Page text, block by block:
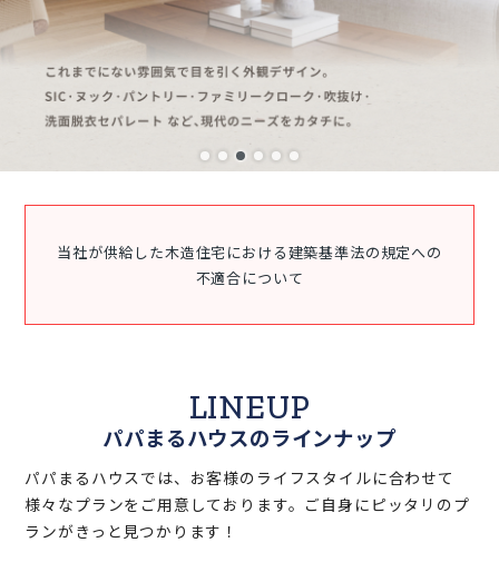
当社が供給した木造住宅における建築基準法の規定への
不適合について
LINEUP
パパまるハウスのラインナップ
パパまるハウスでは、お客様のライフスタイルに合わせて
様々なプランをご用意しております。ご自身にピッタリのプ
ランがきっと見つかります！